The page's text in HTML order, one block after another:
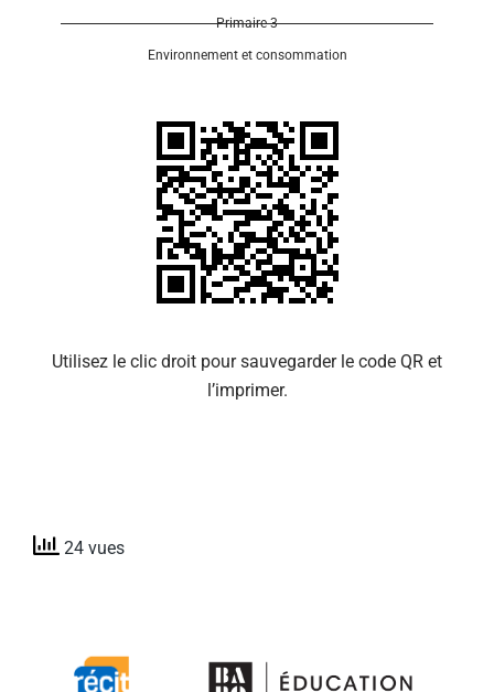
Primaire 3
Environnement et consommation
Utilisez le clic droit pour sauvegarder le code QR et
l’imprimer.
24 vues